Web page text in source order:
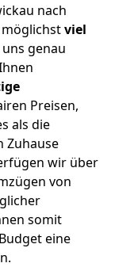
nach
viel
genau
Preisen,
als die
Zuhause
wir über
von
somit
eine